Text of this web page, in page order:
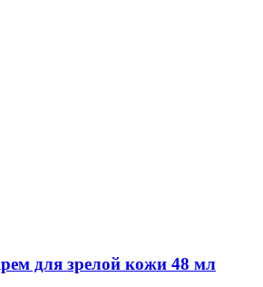
для зрелой кожи 48 мл